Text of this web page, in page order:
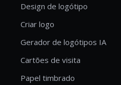
Design de logótipo
Criar logo
Gerador de logótipos IA
Cartões de visita
Papel timbrado